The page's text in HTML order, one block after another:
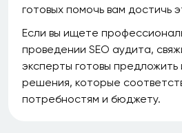
готовых помочь вам достичь
Если вы ищете
проведении SEO аудита,
эксперты готовы предложить
решения, которые
потребностям и бюджету.